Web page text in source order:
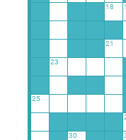
18
21
23
25
30